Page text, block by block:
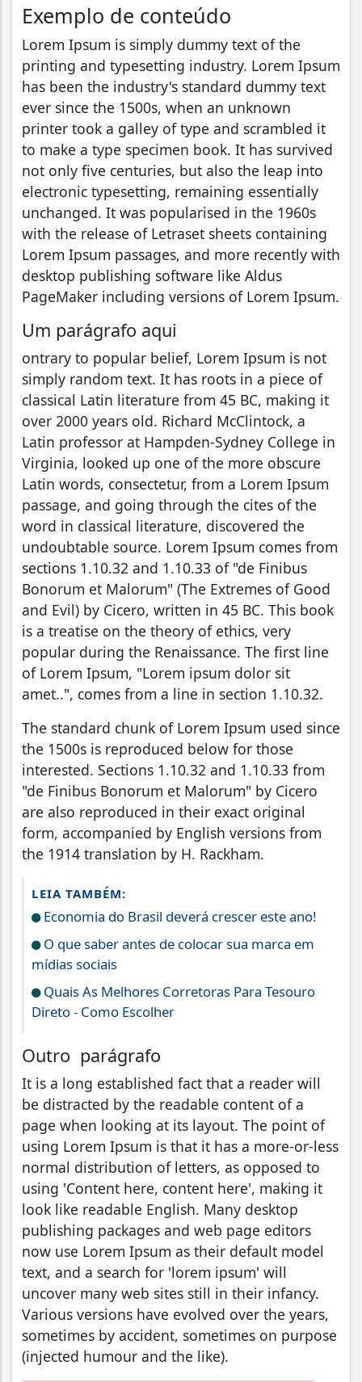
Exemplo de conteúdo
Lorem Ipsum is simply dummy text of the
printing and typesetting industry. Lorem Ipsum
has been the industry's standard dummy text
ever since the 1500s, when an unknown
printer took a galley of type and scrambled it
to make a type specimen book. It has survived
not only five centuries, but also the leap into
electronic typesetting, remaining essentially
unchanged. It was popularised in the 1960s
with the release of Letraset sheets containing
Lorem Ipsum passages, and more recently with
desktop publishing software like Aldus
PageMaker including versions of Lorem Ipsum.
Um parágrafo aqui
ontrary to popular belief, Lorem Ipsum is not
simply random text. It has roots in a piece of
classical Latin literature from 45 BC, making it
over 2000 years old. Richard McClintock, a
Latin professor at Hampden-Sydney College in
Virginia, looked up one of the more obscure
Latin words, consectetur, from a Lorem Ipsum
passage, and going through the cites of the
word in classical literature, discovered the
undoubtable source. Lorem Ipsum comes from
sections 1.10.32 and 1.10.33 of "de Finibus
Bonorum et Malorum" (The Extremes of Good
and Evil) by Cicero, written in 45 BC. This book
is a treatise on the theory of ethics, very
popular during the Renaissance. The first line
of Lorem Ipsum, "Lorem ipsum dolor sit
amet..", comes from a line in section 1.10.32.
The standard chunk of Lorem Ipsum used since
the 1500s is reproduced below for those
interested. Sections 1.10.32 and 1.10.33 from
"de Finibus Bonorum et Malorum" by Cicero
are also reproduced in their exact original
form, accompanied by English versions from
the 1914 translation by H. Rackham.
LEIA TAMBÉM:
Economia do Brasil deverá crescer este ano!
O que saber antes de colocar sua marca em
mídias sociais
Quais As Melhores Corretoras Para Tesouro
Direto - Como Escolher
Outro parágrafo
It is a long established fact that a reader will
be distracted by the readable content of a
page when looking at its layout. The point of
using Lorem Ipsum is that it has a more-or-less
normal distribution of letters, as opposed to
using 'Content here, content here', making it
look like readable English. Many desktop
publishing packages and web page editors
now use Lorem Ipsum as their default model
text, and a search for 'lorem ipsum' will
uncover many web sites still in their infancy.
Various versions have evolved over the years,
sometimes by accident, sometimes on purpose
(injected humour and the like).